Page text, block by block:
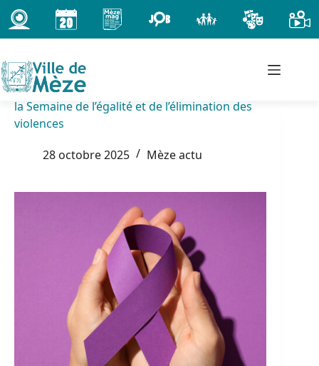
Passer
au
contenu
la Semaine de l’égalité et de l’élimination des
violences
28 octobre 2025
Mèze actu